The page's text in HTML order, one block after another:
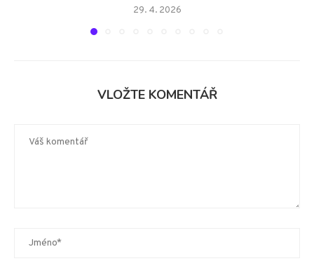
29. 4. 2026
VLOŽTE KOMENTÁŘ